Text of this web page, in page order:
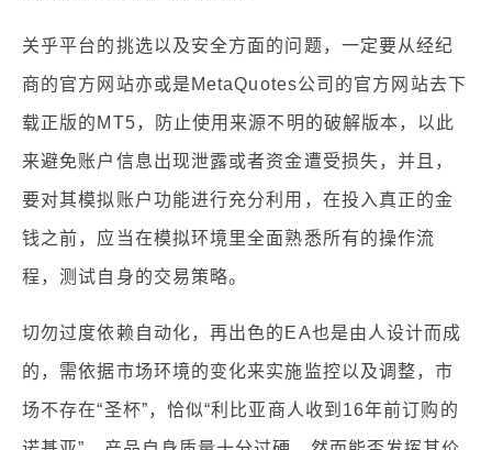
关乎平台的挑选以及安全方面的问题，一定要从经纪
商的官方网站亦或是MetaQuotes公司的官方网站去下
载正版的MT5，防止使用来源不明的破解版本，以此
来避免账户信息出现泄露或者资金遭受损失，并且，
要对其模拟账户功能进行充分利用，在投入真正的金
钱之前，应当在模拟环境里全面熟悉所有的操作流
程，测试自身的交易策略。
切勿过度依赖自动化，再出色的EA也是由人设计而成
的，需依据市场环境的变化来实施监控以及调整，市
场不存在“圣杯”，恰似“利比亚商人收到16年前订购的